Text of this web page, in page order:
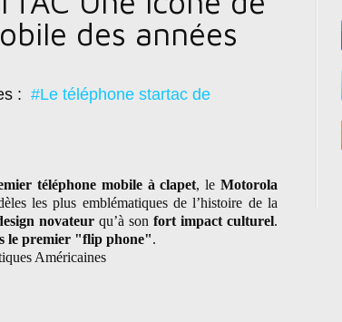
des années
: #Le téléphone startac de
téléphone mobile à clapet, leMotorola
les plus emblématiques de l’histoire de la
novateurqu’à son fort impact culturel.
le premier "flip phone".
Américaines